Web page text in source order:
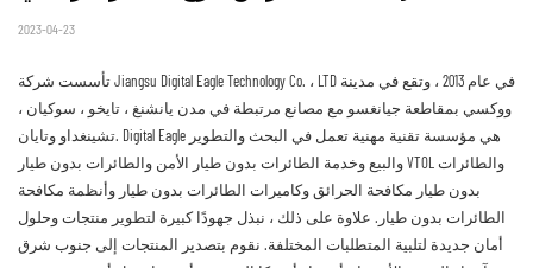
2023-04-23
تأسست شركة Jiangsu Digital Eagle Technology Co. ، LTD في عام 2013 ، وتقع في مدينة
ووكسي بمقاطعة جيانغسو مع مصانع مرتبطة في مدن يانشنغ ، تايخو ، سوكيان ،
تشينغداو وتايان. Digital Eagle هي مؤسسة تقنية مهنية تعمل في البحث والتطوير
والبيع وخدمة الطائرات بدون طيار الأمن والطائرات بدون طيار VTOL والطائرات
بدون طيار مكافحة الحرائق وكاميرات الطائرات بدون طيار وأنظمة مكافحة
الطائرات بدون طيار. علاوة على ذلك ، نبذل جهودًا كبيرة لتطوير منتجات وحلول
أمان جديدة لتلبية المتطلبات المختلفة. نقوم بتصدير المنتجات إلى جنوب شرق